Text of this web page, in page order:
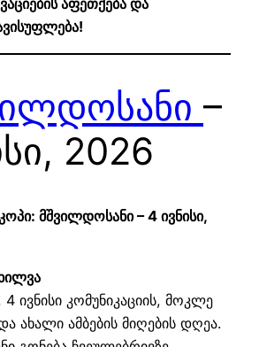
აფეთქება და
–
2026
მშვილდოსანი – 4 ივნისი,
ივნისი კომუნიკაციის, მოკლე
ახალი ამბების მიღების დღეა.